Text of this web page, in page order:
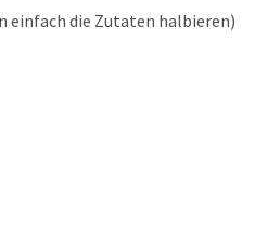
einfach die Zutaten halbieren)